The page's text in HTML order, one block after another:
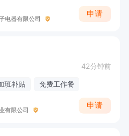
电器有限公司
申请
42分钟前
班补贴 免费工作餐
有限公司
申请